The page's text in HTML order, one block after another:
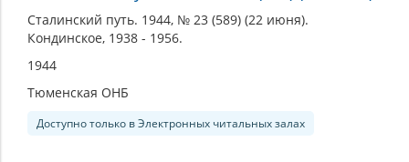
Сталинский путь. 1944, № 23 (589) (22 июня).
Кондинское, 1938 - 1956.
1944
Тюменская ОНБ
Доступно только в Электронных читальных залах